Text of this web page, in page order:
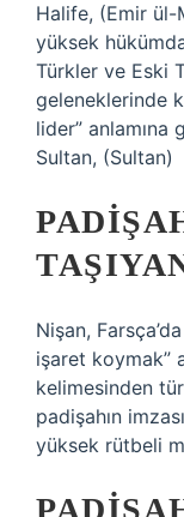
Halife, (Emir ül-
yüksek
Türkler ve Eski
geleneklerinde
lider” anlamına
Sultan, (Sultan)
Nişan,
işaret koymak”
kelimesinden
padişahın
yüksek rütbeli